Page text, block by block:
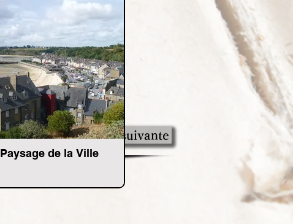
Ville suivante
Paysage de la Ville